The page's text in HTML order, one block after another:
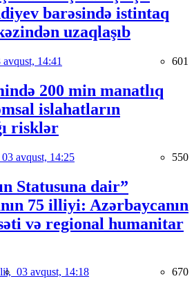
barəsində istintaq
uzaqlaşıb
avqust, 14:41 601
200 min manatlıq
islahatların
risklər
03 avqust, 14:25 550
Statusuna dair”
75 illiyi: Azərbaycanın
və regional humanitar
03 avqust, 14:18 670